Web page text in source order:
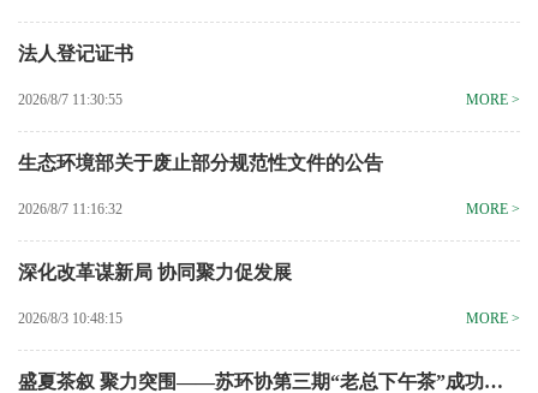
法人登记证书
MORE >
2026/8/7 11:30:55
生态环境部关于废止部分规范性文件的公告
MORE >
2026/8/7 11:16:32
深化改革谋新局 协同聚力促发展
MORE >
2026/8/3 10:48:15
盛夏茶叙 聚力突围——苏环协第三期“老总下午茶”成功…